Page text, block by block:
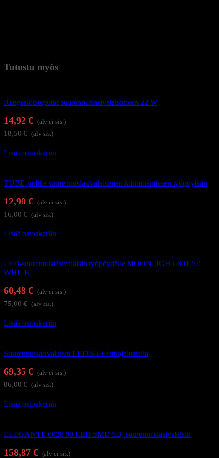
Tutustu myös
Rengasloisteputki suurennuslasivalaisimeen 22 W
14,92 € (alv ei sis.)
18,50 € (alv sis.)
Lisää ostoskoriin
TUBE-pidike suurennuslasivalaisimen kiinnittämiseen työpöytään
12,90 € (alv ei sis.)
16,00 € (alv sis.)
Lisää ostoskoriin
LED-suurennuslasivalaisin työpöydälle MOONLIGHT 8012/5″
WHITE
60,48 € (alv ei sis.)
75,00 € (alv sis.)
Lisää ostoskoriin
Suurennuslasivalaisin LED S5 + lattiajalustalla
69,35 € (alv ei sis.)
86,00 € (alv sis.)
Lisää ostoskoriin
ELEGANTE 6028 60 LED SMD 5D, suurennuslasivalaisin
158,87 € (alv ei sis.)